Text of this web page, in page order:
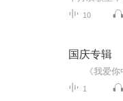
10
国庆专辑
1